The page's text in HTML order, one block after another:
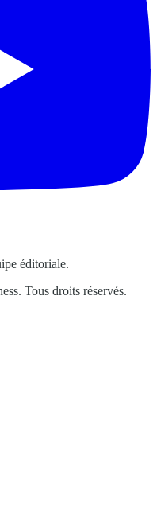
éditoriale.
Tous droits réservés.